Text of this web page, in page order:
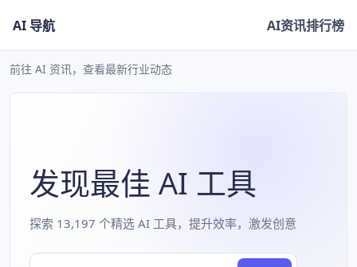
AI 导航 AI资讯排行榜
前往 AI 资讯，查看最新行业动态
发现最佳 AI 工具
探索 13,197 个精选 AI 工具，提升效率，激发创意